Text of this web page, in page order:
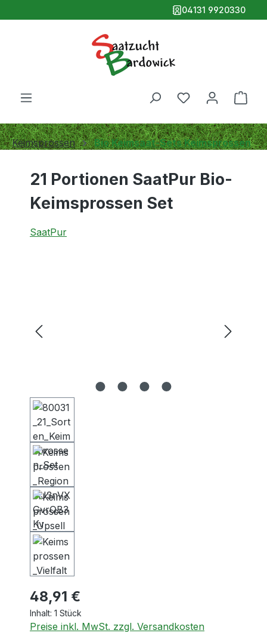
04131 9920330
Keimsprossen Bio Keimsaat-Sets Keimsprossen
21 Portionen SaatPur Bio-
Keimsprossen Set
SaatPur
48,91 €
Inhalt: 1 Stück
Preise inkl. MwSt. zzgl. Versandkosten